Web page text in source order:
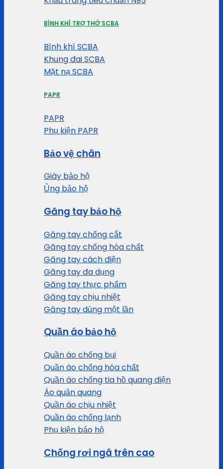
BÌNH KHÍ TRỢ THỞ SCBA
Bình khí SCBA
Khung đai SCBA
Mặt nạ SCBA
PAPR
PAPR
Phụ kiện PAPR
Bảo vệ chân
Giày bảo hộ
Ủng bảo hộ
Găng tay bảo hộ
Găng tay chống cắt
Găng tay chống hóa chất
Găng tay cách điện
Găng tay đa dụng
Găng tay thực phẩm
Găng tay chịu nhiệt
Găng tay dùng một lần
Quần áo bảo hộ
Quần áo chống bụi
Quần áo chống hóa chất
Quần áo chống tia hồ quang điện
Áo quản quang
Quần áo chịu nhiệt
Quần áo chống lạnh
Phụ kiện bảo hộ
Chống rơi ngã trên cao